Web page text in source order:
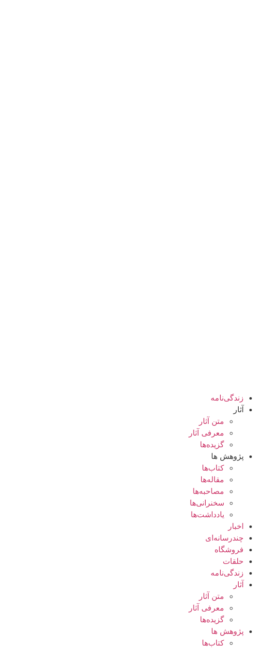
زندگی‌نامه
آثار
متن آثار
معرفی آثار
گزیده‌ها
پژوهش ها
کتاب‌ها
مقاله‌ها
مصاحبه‌ها
سخنرانی‌ها
یادداشت‌ها
اخبار
چندرسانه‌ای
فروشگاه
حلقات
زندگی‌نامه
آثار
متن آثار
معرفی آثار
گزیده‌ها
پژوهش ها
کتاب‌ها